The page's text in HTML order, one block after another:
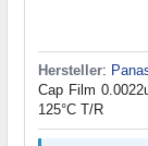
Hersteller:
Cap Film
125°C T/R